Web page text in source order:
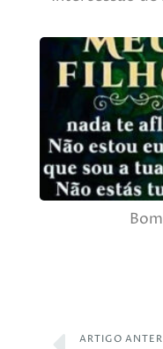
ARTIGO